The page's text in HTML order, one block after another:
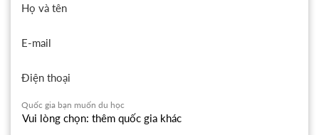
Họ và tên
E-mail
Điện thoại
Quốc gia bạn muốn du học